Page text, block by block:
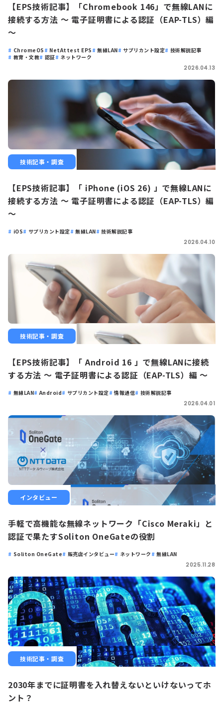
【EPS技術記事】「Chromebook 146」で無線LANに
接続する方法 ～ 電子証明書による認証（EAP-TLS）編
～
ChromeOS NetAttest EPS 無線LAN サプリカント設定
技術解説記事
教育・文教
認証
ネットワーク
2026.04.13
技術記事・調査
【EPS技術記事】「 iPhone (iOS 26) 」で無線LANに
接続する方法 ～ 電子証明書による認証（EAP-TLS）編
～
iOS サプリカント設定 無線LAN
技術解説記事
2026.04.10
技術記事・調査
【EPS技術記事】「 Android 16 」で無線LANに接続
する方法 ～ 電子証明書による認証（EAP-TLS）編 ～
無線LAN Android サプリカント設定 情報通信
技術解説記事
2026.04.01
インタビュー
手軽で高機能な無線ネットワーク「Cisco Meraki」と
認証で果たすSoliton OneGateの役割
Soliton OneGate 販売店インタビュー ネットワーク
無線LAN
2025.11.28
技術記事・調査
2030年までに証明書を入れ替えないといけないってホ
ント？